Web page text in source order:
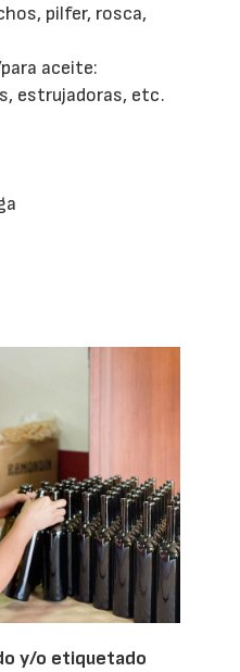
pilfer, rosca,
aceite:
estrujadoras, etc.
y/o etiquetado